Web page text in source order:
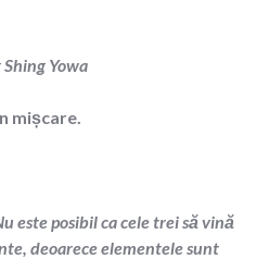
Shing Yowa
mișcare.
este posibil ca cele trei să vină
deoarece elementele sunt